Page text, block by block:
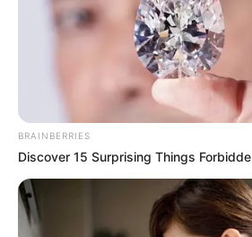
BRAINBERRIES
Discover 15 Surprising Things